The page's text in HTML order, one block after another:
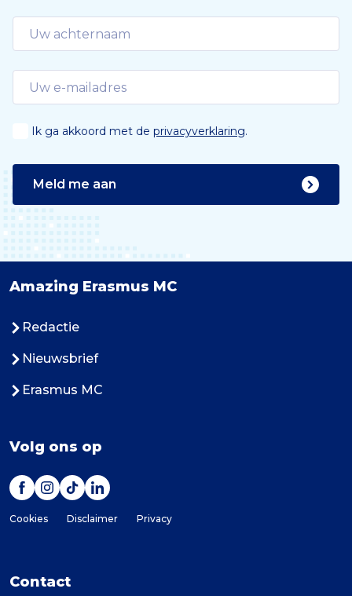
Ik ga akkoord met de privacyverklaring.
Meld me aan
Amazing Erasmus MC
Redactie
Nieuwsbrief
Erasmus MC
Volg ons op
Cookies Disclaimer Privacy
Contact